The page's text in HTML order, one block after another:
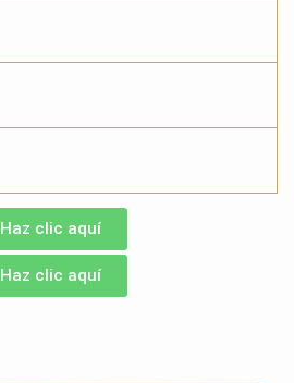
Haz clic aquí
Haz clic aquí